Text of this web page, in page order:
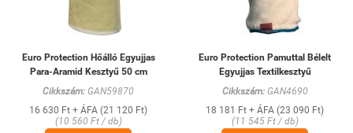
Euro Protection Hőálló Egyujjas
Para-Aramid Kesztyű 50 cm
Cikkszám: GAN59870
16 630 Ft + ÁFA (21 120 Ft)
(10 560 Ft / db)
Euro Protection Pamuttal Bélelt
Egyujjas Textilkesztyű
Cikkszám:GAN4690
18 181 Ft + ÁFA (23 090 Ft)
(11 545 Ft / db)